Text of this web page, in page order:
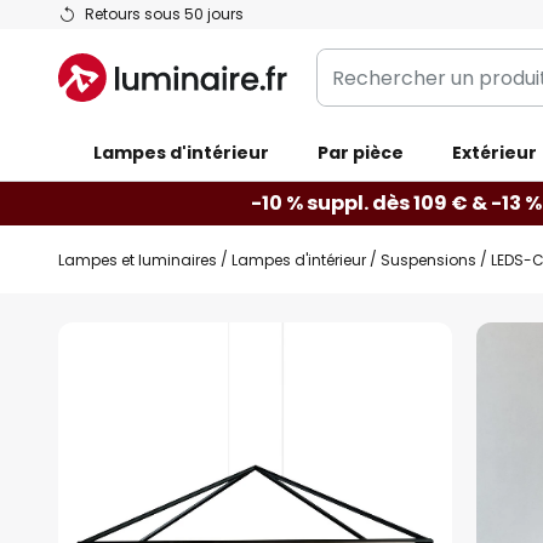
Retours sous 50 jours
Allez
contenu
Rechercher
un
catégorie...
Lampes d'intérieur Par pièce Extérieur
-10 % suppl. dès 109 € & -13
Lampes et luminaires Lampes d'intérieur Suspensions LEDS-
images